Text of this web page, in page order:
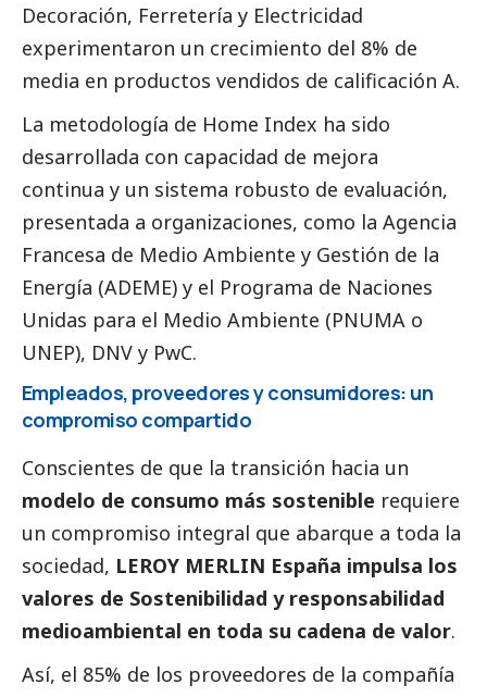
Decoración, Ferretería y Electricidad
experimentaron un crecimiento del 8% de
media en productos vendidos de calificación A.
La metodología de Home Index ha sido
desarrollada con capacidad de mejora
continua y un sistema robusto de evaluación,
presentada a organizaciones, como la Agencia
Francesa de Medio Ambiente y Gestión de la
Energía (ADEME) y el Programa de Naciones
Unidas para el Medio Ambiente (PNUMA o
UNEP), DNV y PwC.
Empleados, proveedores y consumidores: un
compromiso compartido
Conscientes de que la transición hacia un
modelo de consumo más sostenible requiere
un compromiso integral que abarque a toda la
sociedad, LEROY MERLIN España impulsa los
valores de Sostenibilidad y responsabilidad
medioambiental en toda su cadena de valor.
Así, el 85% de los proveedores de la compañía